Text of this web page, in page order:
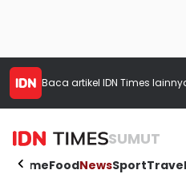
Baca artikel IDN Times
SUMUT
HomeFoodNewsSportTravel